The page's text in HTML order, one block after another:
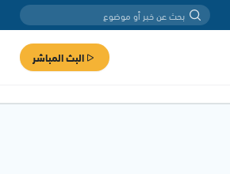
البث المباشر